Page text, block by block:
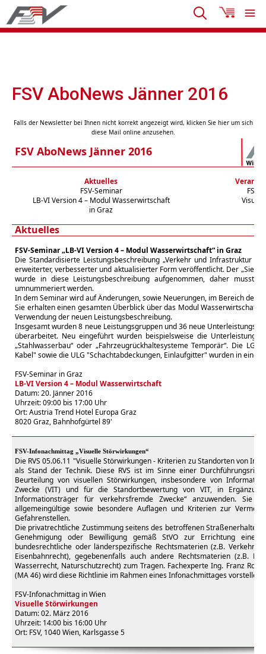
FSV AboNews Jänner 2016
Falls der Newsletter bei Ihnen nicht korrekt angezeigt wird, klicken Sie hier um sich
diese Mail online anzusehen.
FSV AboNews Jänner 2016
Aktuelles
FSV-Seminar
LB-VI Version 4 – Modul Wasserwirtschaft
in Graz
FSV-
Aktuelles
FSV-Seminar „LB-VI Version 4 – Modul Wasserwirtschaft“ in Graz
Die Standardisierte Leistungsbeschreibung „Verkehr und Infrastruktur
erweiterter, verbesserter und aktualisierter Form veröffentlicht. Der
wurde in diese Leistungsbeschreibung aufgenommen, daher mussten
umnummeriert werden.
In dem Seminar wird auf Änderungen, sowie Neuerungen, im Bereich der
Sie erhalten einen gesamten Überblick über das Modul Wasserwirtschaft,
Verwendung der neuen Leistungsbeschreibung.
Insgesamt wurden 8 neue Leistungsgruppen und 36 neue
überarbeitet. Neu eingeführt wurden beispielsweise die
„Stahlwasserbau“ oder „Fahrzeugrückhaltesysteme Temporär“. Die LG
Kabel" sowie die ULG "Schachtabdeckungen, Einlaufgitter" wurden in
FSV-Seminar in Graz
LB-VI Version 4 – Modul Wasserwirtschaft
Datum: 20. Jänner 2016
Uhrzeit: 09:00 bis 17:00 Uhr
Ort: Austria Trend Hotel Europa Graz
8020 Graz, Bahnhofgürtel 89'
FSV-Infonachmittag „Visuelle Störwirkungen“
Die RVS 05.06.11 "Visuelle Störwirkungen - Kriterien zu Standorten von
als Stand der Technik. Diese RVS ist im Sinne einer
Beurteilung von visuellen Störwirkungen, insbesondere von
Zwecke (VIT) und für die Standortbewertung von VIT, in Ergänzung
Informationsträger für verkehrsfremde Zwecke“ anzuwenden. Sie
allgemeingültige sowie besondere Auflagen und Kriterien zur
Gefahrenstellen.
Die privatrechtliche Zustimmung seitens des betroffenen
Genehmigung oder Bewilligung gemäß StVO zur Errichtung
bundesrechtliche oder länderspezifische Rechtsmaterien (z.B.
Eisenbahnrecht), gegebenenfalls auch andere Rechtsmaterien (z.B.
Wasserrecht, Naturschutzrecht) zum Tragen. Fachexperte Ing. Franz
(MA 46) wird diese Richtlinie im Rahmen eines Infonachmittages vorstellen.
FSV-Infonachmittag in Wien
Visuelle Störwirkungen
Datum: 02. März 2016
Uhrzeit: 14:00 bis 16:00 Uhr
Ort: FSV, 1040 Wien, Karlsgasse 5